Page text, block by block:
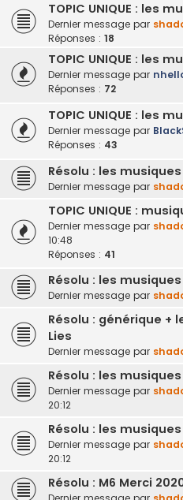
TOPIC UNIQUE : les
Dernier message par
Réponses : 18
TOPIC UNIQUE : les
Dernier message par
Réponses : 72
TOPIC UNIQUE : les
Dernier message par
Réponses : 43
Résolu : les musiques
Dernier message par
TOPIC UNIQUE :
Dernier message par
10:48
Réponses : 41
Résolu : les
Dernier message par
Résolu : générique +
Lies
Dernier message par
Résolu : les
Dernier message par
20:12
Résolu : les
Dernier message par
20:12
Résolu : M6 Merci